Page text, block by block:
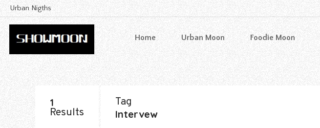
Urban Nigths
Home Urban Moon Foodie Moon
1
Results
Tag
Intervew